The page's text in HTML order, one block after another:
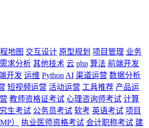
地图 交互设计 原型规划 项目管理 业务
需求分析 其他技术 云 php 算法 前端开发
开发 运维 Python AI 渠道运营 数据分析
短视频运营 活动运营 工具推荐 产品运
教师资格证考试 心理咨询师考试 计算
生考试 公务员考试 软考 英语考试 项目
）
执业医师资格考试 会计职称考试 建